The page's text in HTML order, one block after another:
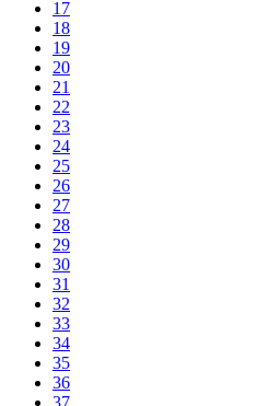
17
18
19
20
21
22
23
24
25
26
27
28
29
30
31
32
33
34
35
36